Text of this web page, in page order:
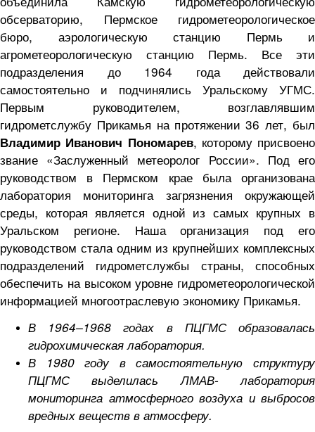
обсерваторию, Пермское гидрометеорологическое
бюро, аэрологическую станцию Пермь и
агрометеорологическую станцию Пермь. Все эти
подразделения до 1964 года действовали
самостоятельно и подчинялись Уральскому УГМС.
Первым руководителем, возглавлявшим
гидрометслужбу Прикамья на протяжении 36 лет, был
Владимир Иванович Пономарев, которому присвоено
звание «Заслуженный метеоролог России». Под его
руководством в Пермском крае была организована
лаборатория мониторинга загрязнения окружающей
среды, которая является одной из самых крупных в
Уральском регионе. Наша организация под его
руководством стала одним из крупнейших комплексных
подразделений гидрометслужбы страны, способных
обеспечить на высоком уровне гидрометеорологической
информацией многоотраслевую экономику Прикамья.
В 1964–1968 годах в ПЦГМС образовалась
гидрохимическая лаборатория.
В 1980 году в самостоятельную структуру
ПЦГМС выделилась ЛМАВ- лаборатория
мониторинга атмосферного воздуха и выбросов
вредных веществ в атмосферу.